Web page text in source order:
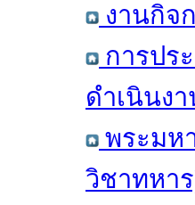
งานกิจ
การปร
ดำเนินง
พระมห
วิชาทหา